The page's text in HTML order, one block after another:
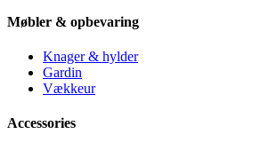
Møbler & opbevaring
Knager & hylder
Gardin
Vækkeur
Accessories